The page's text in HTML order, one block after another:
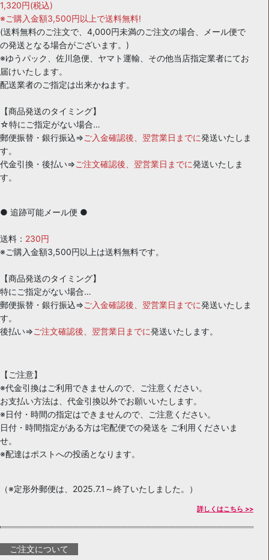
1,320円(税込)
※ご購入金額3,500円以上で送料無料!
(送料無料のご注文で、4,000円未満のご注文の場合、メール便で
の発送となる場合がございます。)
※ゆうパック、佐川急便、ヤマト運輸、その他当店指定業者にてお
届けいたします。
配送業者のご指定は出来かねます。
【商品発送のタイミング】
☆特にご指定がない場合…
郵便振替・銀行振込⇒ご入金確認後、翌営業日までに発送いたしま
す。
代金引換・後払い⇒ご注文確認後、翌営業日までに発送いたしま
す。
● 追跡可能メール便 ●
送料： 230円
※ご購入金額3,500円以上は送料無料です。
【商品発送のタイミング】
特にご指定がない場合…
郵便振替・銀行振込⇒ご入金確認後、翌営業日までに発送いたしま
す。
後払い⇒ご注文確認後、翌営業日までに発送いたします。
【ご注意】
※代金引換はご利用できませんので、ご注意ください。
お支払い方法は、代金引換以外でお願いいたします。
※日付・時間の指定はできませんので、ご注意ください。
日付・時間指定がある方は宅配便での発送を ご利用くださいま
せ。
※配達はポストへの投函となります。
（※定形外郵便は、2025.7.1～終了いたしました。）
詳しくはこちら >>
ご注文について